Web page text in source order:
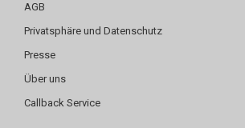
AGB
Privatsphäre und Datenschutz
Presse
Über uns
Callback Service